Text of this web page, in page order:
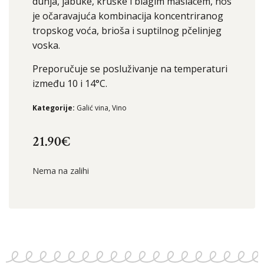
je očaravajuća kombinacija koncentriranog
tropskog voća, brioša i suptilnog pčelinjeg
voska.
Preporučuje se posluživanje na temperaturi
između 10 i 14°C.
Kategorije: Galić vina, Vino
21.90€
Nema na zalihi